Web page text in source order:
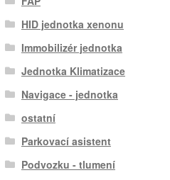
HID jednotka xenonu
Immobilizér jednotka
Jednotka Klimatizace
Navigace - jednotka
ostatní
Parkovací asistent
Podvozku - tlumení